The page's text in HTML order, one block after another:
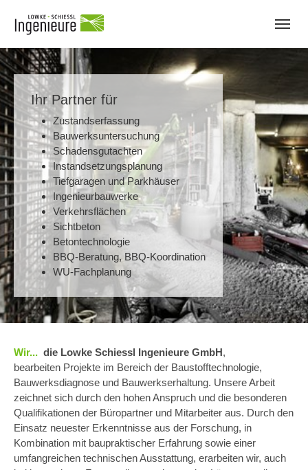
Ihr Partner für
Zustandserfassung
Bauwerksuntersuchung
Schadensgutachten
Instandsetzungsplanung
Tiefgaragen und Parkhäuser
Ingenieurbauwerke
Verkehrsflächen
Sichtbeton
Betontechnologie
BBQ-Beratung, BBQ-Koordination
WU-Fachplanung
Wir... die Lowke Schiessl Ingenieure GmbH,
bearbeiten Projekte im Bereich der Baustofftechnologie,
Bauwerksdiagnose und Bauwerkserhaltung. Unsere Arbeit
zeichnet sich durch den hohen Anspruch und die besonderen
Qualifikationen der Büropartner und Mitarbeiter aus. Durch den
Einsatz neuester Erkenntnisse aus der Forschung, in
Kombination mit baupraktischer Erfahrung sowie einer
umfangreichen technischen Ausstattung, erarbeiten wir, auch